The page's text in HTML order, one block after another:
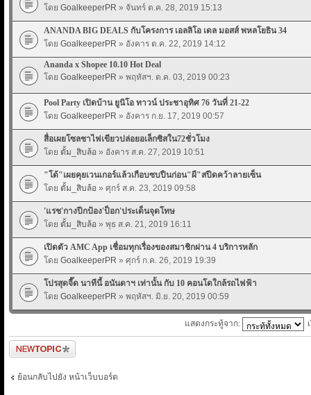
โดย GoalkeeperPR » จันทร์ ต.ค. 28, 2019 15:13
ANANDA BIG DEALS กับโครงการ เอลลิโอ เดล มอสส์ พหลโยธิน 34
โดย GoalkeeperPR » อังคาร ต.ค. 22, 2019 14:12
Ananda x Shopee 10.10 Hot Deal
โดย GoalkeeperPR » พฤหัสฯ. ต.ค. 03, 2019 00:23
Pool Party เปิดบ้าน ยูนิโอ ทาวน์ ประชาอุทิศ 76 วันที่ 21-22
โดย GoalkeeperPR » อังคาร ก.ย. 17, 2019 00:57
สื่อเผยโซลชาไฟเขียวปล่อยอเล็กซิสใน72ชั่วโมง
โดย ตั้ม_สิบล้อ » อังคาร ส.ค. 27, 2019 10:51
"โด้"เผยคุยเวนเกอร์แล้วเกือบซบปืนก่อน"ผี"สปีดคว้าลายเซ็น
โดย ตั้ม_สิบล้อ » ศุกร์ ส.ค. 23, 2019 09:58
'แรช'กางปีกป้อง'ป็อก'ประเด็นจุดโทษ
โดย ตั้ม_สิบล้อ » พุธ ส.ค. 21, 2019 16:11
เปิดตัว AMC App เชื่อมทุกเรื่องของสมาชิกผ่าน 4 บริการหลัก
โดย GoalkeeperPR » ศุกร์ ก.ค. 26, 2019 19:39
โปรสุดจี๊ด นาทีนี้ อนันดาฯ เท่านั้น กับ 10 คอนโดใกล้รถไฟฟ้า
โดย GoalkeeperPR » พฤหัสฯ. มิ.ย. 20, 2019 00:59
แสดงกระทู้จาก:
ตั้งกระทู้ใหม่
ย้อนกลับไปยัง หน้าเว็บบอร์ด